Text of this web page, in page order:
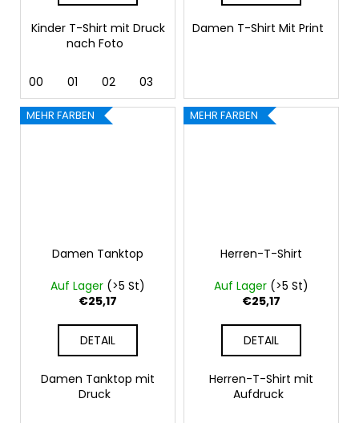
Kinder T-Shirt mit Druck
nach Foto
00 01 02 03
Damen T-Shirt Mit Print
MEHR FARBEN
Damen Tanktop
Auf Lager (>5 St)
€25,17
DETAIL
Damen Tanktop mit
Druck
MEHR FARBEN
Herren-T-Shirt
Auf Lager (>5 St)
€25,17
DETAIL
Herren-T-Shirt mit
Aufdruck